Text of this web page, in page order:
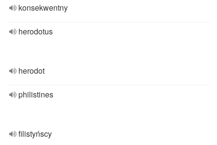
konsekwentny
herodotus
herodot
philistines
filistyńscy